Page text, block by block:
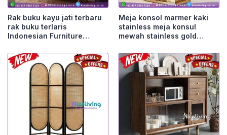
Rak buku kayu jati terbaru
rak buku terlaris
Indonesian Furniture
Meja konsol marmer kaki
stainless meja konsul
mewah stainless gold